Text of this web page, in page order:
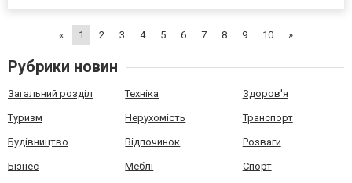
подходяще...
« 1 2 3 4 5 6 7 8 9 10 »
Рубрики новин
Загальний розділ Техніка Здоров'я
Туризм Нерухомість Транспорт
Будівництво Відпочинок Розваги
Бізнес Меблі Спорт